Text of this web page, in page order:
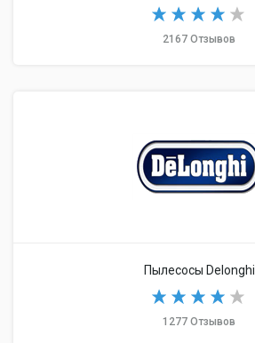
2167 Отзывов
Пылесосы Delonghi
1277 Отзывов